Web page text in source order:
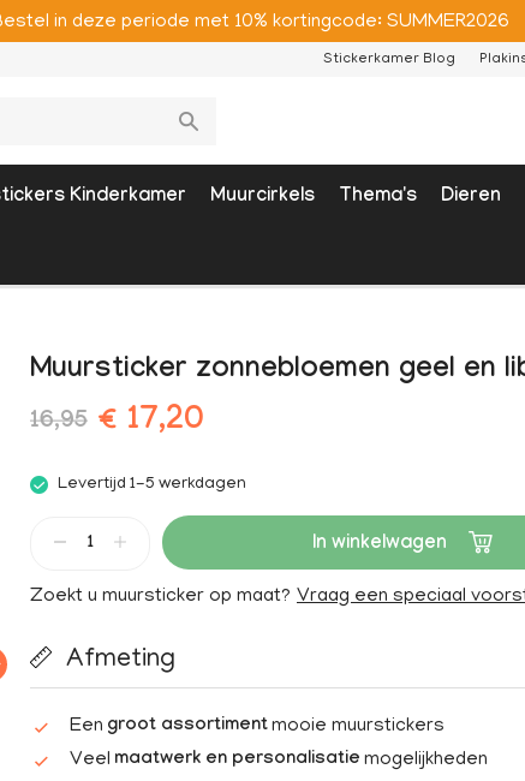
in deze periode met 10% kortingcode: SUMMER2026
Stickerkamer Blog
Kinderkamer Muurcirkels Thema's Dieren
Muursticker zonnebloemen geel en
16,95 € 17,20
Levertijd 1-5 werkdagen
In winkelwagen
Zoekt u muursticker op maat? Vraag een speciaal
Afmeting
Een groot assortimentmooie muurstickers
Veel maatwerk en personalisatie mogelijkheden